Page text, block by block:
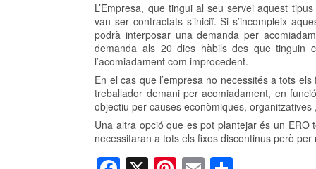
L’Empresa, que tingui al seu servei aquest
van ser contractats s’iniciï. Si s’incompleix
podrà interposar una demanda per
demanda als 20 dies hàbils des que tinguin
l’acomiadament com improcedent.
En el cas que l’empresa no necessités a tots
treballador demani per acomiadament, en
objectiu per causes econòmiques,
Una altra opció que es pot plantejar és un
necessitaran a tots els fixos discontinus però